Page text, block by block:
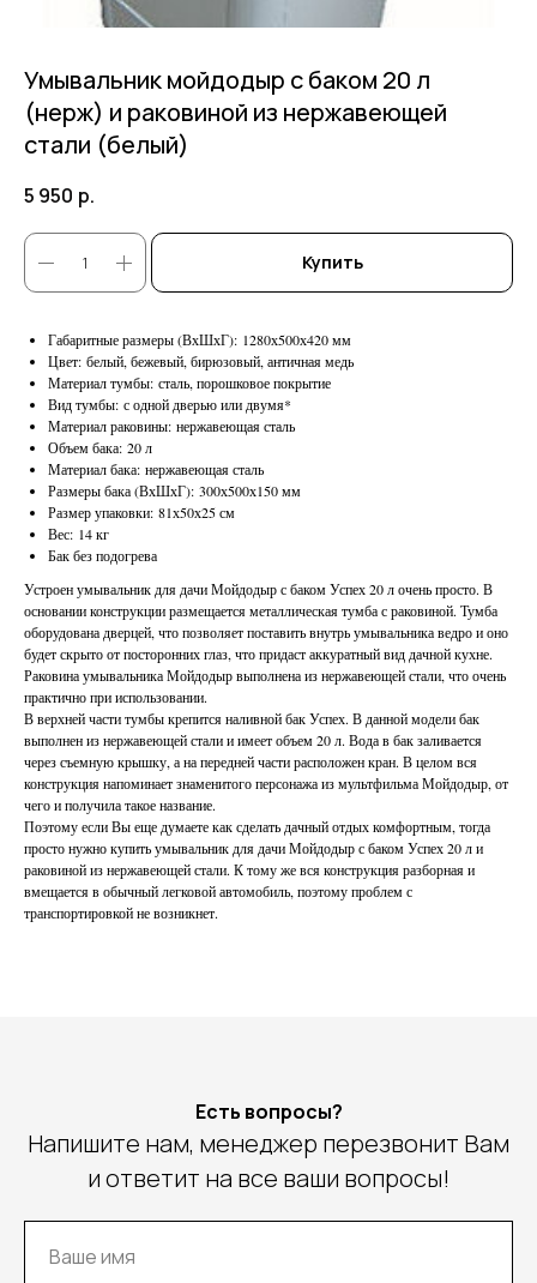
Умывальник мойдодыр с баком 20 л
(нерж) и раковиной из нержавеющей
стали (белый)
5 950 р.
Купить
Габаритные размеры (ВхШхГ): 1280х500х420 мм
Цвет: белый, бежевый, бирюзовый, античная медь
Материал тумбы: сталь, порошковое покрытие
Вид тумбы: с одной дверью или двумя*
Материал раковины: нержавеющая сталь
Объем бака: 20 л
Материал бака: нержавеющая сталь
Размеры бака (ВхШхГ): 300х500х150 мм
Размер упаковки: 81х50х25 см
Вес: 14 кг
Бак без подогрева
Устроен умывальник для дачи Мойдодыр с баком Успех 20 л очень просто. В
основании конструкции размещается металлическая тумба с раковиной. Тумба
оборудована дверцей, что позволяет поставить внутрь умывальника ведро и оно
будет скрыто от посторонних глаз, что придаст аккуратный вид дачной кухне.
Раковина умывальника Мойдодыр выполнена из нержавеющей стали, что очень
практично при использовании.
В верхней части тумбы крепится наливной бак Успех. В данной модели бак
выполнен из нержавеющей стали и имеет объем 20 л. Вода в бак заливается
через съемную крышку, а на передней части расположен кран. В целом вся
конструкция напоминает знаменитого персонажа из мультфильма Мойдодыр, от
чего и получила такое название.
Поэтому если Вы еще думаете как сделать дачный отдых комфортным, тогда
просто нужно купить умывальник для дачи Мойдодыр с баком Успех 20 л и
раковиной из нержавеющей стали. К тому же вся конструкция разборная и
вмещается в обычный легковой автомобиль, поэтому проблем с
транспортировкой не возникнет.
Есть вопросы?
Напишите нам, менеджер перезвонит Вам
и ответит на все ваши вопросы!